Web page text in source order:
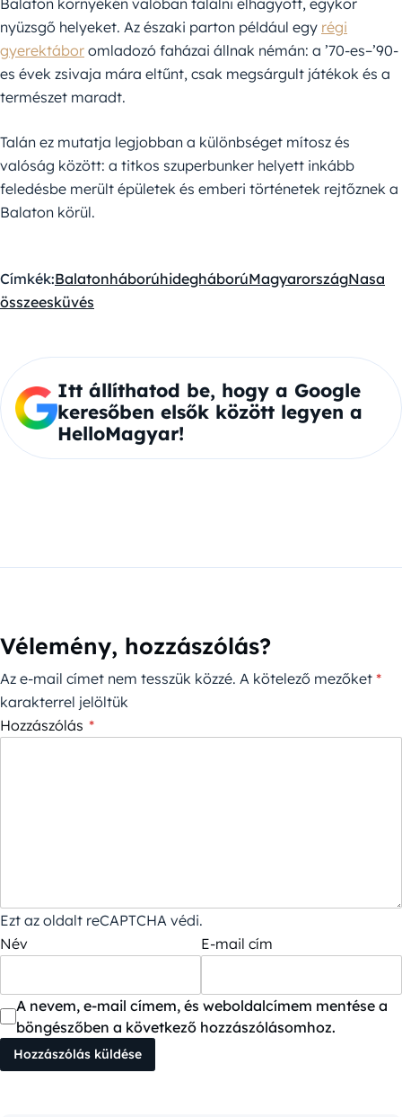
Balaton környékén valóban találni elhagyott, egykor
nyüzsgő helyeket. Az északi parton például egy régi
gyerektábor omladozó faházai állnak némán: a ’70-es–’90-
es évek zsivaja mára eltűnt, csak megsárgult játékok és a
természet maradt.
Talán ez mutatja legjobban a különbséget mítosz és
valóság között: a titkos szuperbunker helyett inkább
feledésbe merült épületek és emberi történetek rejtőznek a
Balaton körül.
Címkék:BalatonháborúhidegháborúMagyarországNasa
összeesküvés
Itt állíthatod be, hogy a Google
keresőben elsők között legyen a
HelloMagyar!
Vélemény, hozzászólás?
Az e-mail címet nem tesszük közzé. A kötelező mezőket *
karakterrel jelöltük
Hozzászólás *
Ezt az oldalt reCAPTCHA védi.
Név
E-mail cím
A nevem, e-mail címem, és weboldalcímem mentése a
böngészőben a következő hozzászólásomhoz.